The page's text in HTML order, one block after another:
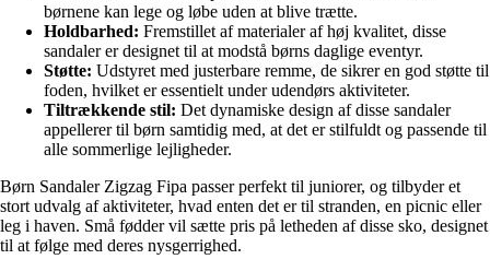
børnene kan lege og løbe uden at blive trætte.
Holdbarhed: Fremstillet af materialer af høj kvalitet, disse
sandaler er designet til at modstå børns daglige eventyr.
Støtte: Udstyret med justerbare remme, de sikrer en god støtte til
foden, hvilket er essentielt under udendørs aktiviteter.
Tiltrækkende stil: Det dynamiske design af disse sandaler
appellerer til børn samtidig med, at det er stilfuldt og passende til
alle sommerlige lejligheder.
Børn Sandaler Zigzag Fipa passer perfekt til juniorer, og tilbyder et
stort udvalg af aktiviteter, hvad enten det er til stranden, en picnic eller
leg i haven. Små fødder vil sætte pris på letheden af disse sko, designet
til at følge med deres nysgerrighed.